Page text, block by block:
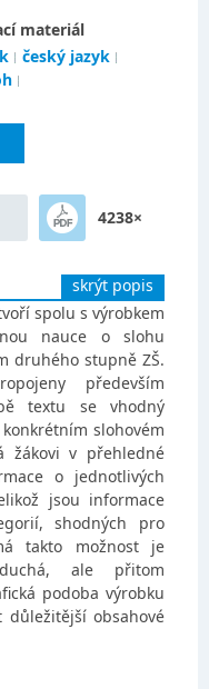
materiál
český jazyk
4238×
skrýt popis
spolu s výrobkem
nauce o slohu
druhého stupně ZŠ.
především
textu se vhodný
slohovém
žákovi v přehledné
o jednotlivých
jsou informace
shodných pro
takto možnost je
ale přitom
podoba výrobku
obsahové